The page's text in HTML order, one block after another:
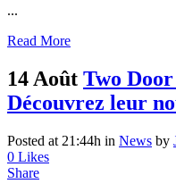
...
Read More
14 Août Two
Découvrez leur
Posted at 21:44h in News by
0 Likes
Share